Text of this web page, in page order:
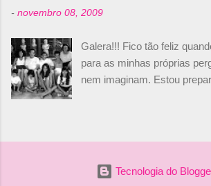
experiente.” Audetto disse
não corresponde à
de investimento seria menor
outros pilotos podem trazer:
Romain falando sobre o fato do Iceman
@RGrosjean ! #EifelGP 🇩🇪 #F1
pic.twitter.com/GSAu1LWnwW — Formula 1
2020 Beijinhos, Ludy
- novembro 08, 2009
Galera!!! Fico tão feliz
para as minhas próprias
nem imaginam. Estou
nunca falei sobre ela, aqui
aqui: Na época, rendeu um
legendei a foto, dizendo que
Tecnologia do